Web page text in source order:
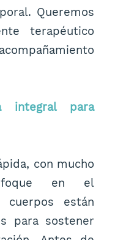
Queremos
terapéutico
integral para
con mucho
en el
cuerpos están
para sostener